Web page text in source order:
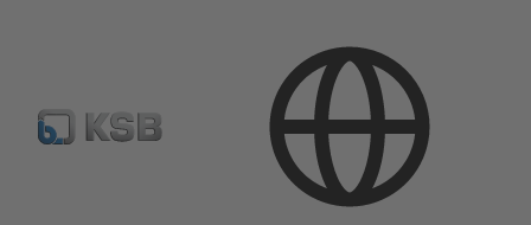
Каталог продукции PROFIN VT3